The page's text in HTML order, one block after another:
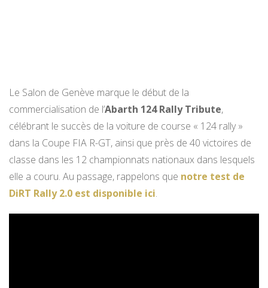
Le Salon de Genève marque le début de la
commercialisation de l’Abarth 124 Rally Tribute,
célébrant le succès de la voiture de course « 124 rally »
dans la Coupe FIA ​​R-GT, ainsi que près de 40 victoires de
classe dans les 12 championnats nationaux dans lesquels
elle a couru. Au passage, rappelons que notre test de
DiRT Rally 2.0 est disponible ici.